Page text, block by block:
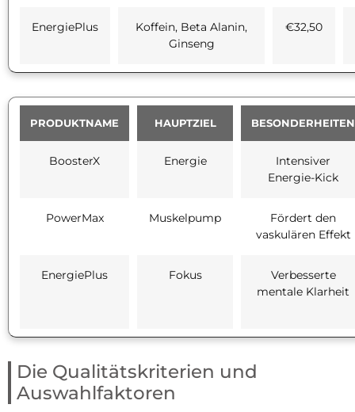
EnergiePlus
Koffein, Beta Alanin,
Ginseng
€32,50
PRODUKTNAME HAUPTZIEL BESONDERHEITEN
BoosterX Energie
Intensiver
Energie-Kick
PowerMax Muskelpump
Fördert den
vaskulären Effekt
EnergiePlus Fokus
Verbesserte
mentale Klarheit
Die Qualitätskriterien und
Auswahlfaktoren